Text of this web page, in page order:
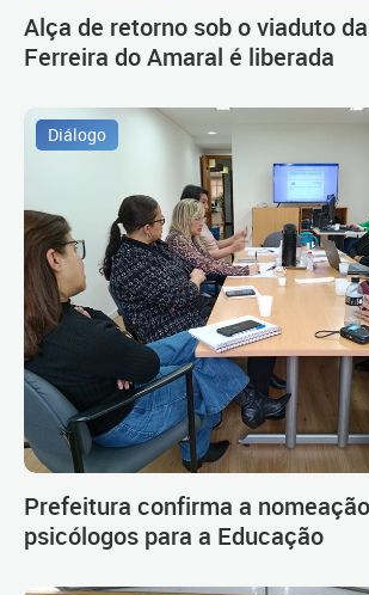
Alça de retorno sob o viaduto
Ferreira do Amaral é liberada
Diálogo
Prefeitura confirma a
psicólogos para a Educação